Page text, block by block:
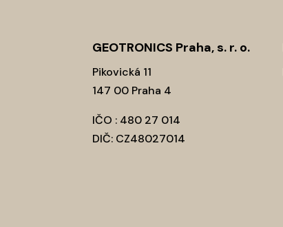
GEOTRONICS Praha, s. r. o.
Pikovická 11
147 00 Praha 4
IČO : 480 27 014
DIČ: CZ48027014